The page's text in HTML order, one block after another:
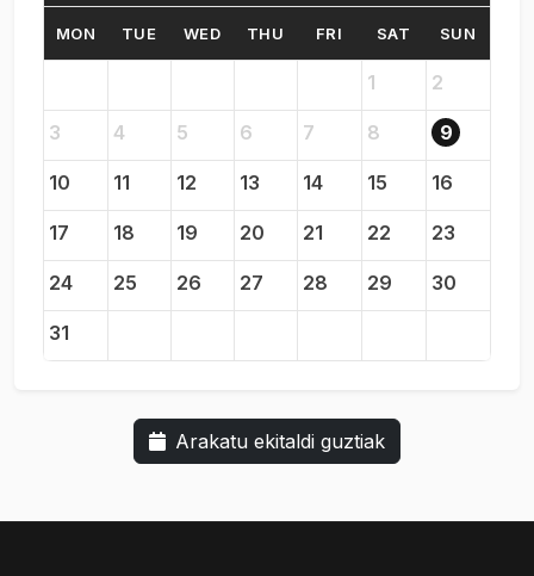
MON TUE WED THU FRI SAT SUN
1 2
3 4 5 6 7 8 9
10 11 12 13 14 15 16
17 18 19 20 21 22 23
24 25 26 27 28 29 30
31
Arakatu ekitaldi guztiak